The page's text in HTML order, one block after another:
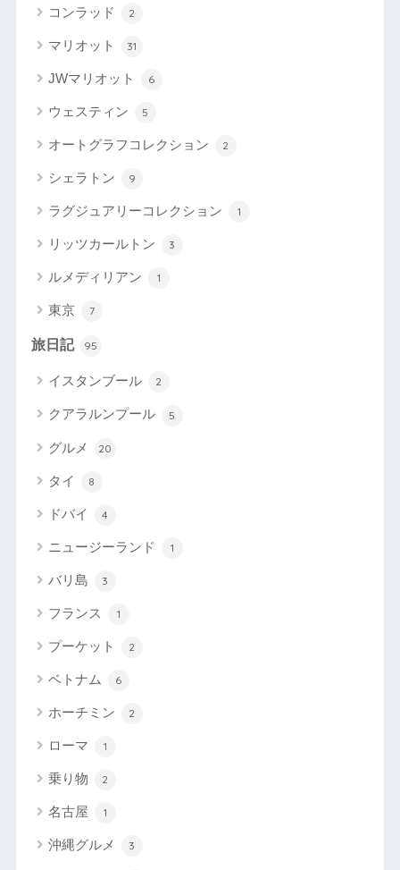
コンラッド 2
マリオット 31
JWマリオット 6
ウェスティン 5
オートグラフコレクション 2
シェラトン 9
ラグジュアリーコレクション 1
リッツカールトン 3
ルメディリアン 1
東京 7
旅日記 95
イスタンブール 2
クアラルンプール 5
グルメ 20
タイ 8
ドバイ 4
ニュージーランド 1
バリ島 3
フランス 1
プーケット 2
ベトナム 6
ホーチミン 2
ローマ 1
乗り物 2
名古屋 1
沖縄グルメ 3